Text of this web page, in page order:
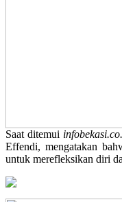
Saat ditemui
Effendi, mengatakan
untuk merefleksikan diri